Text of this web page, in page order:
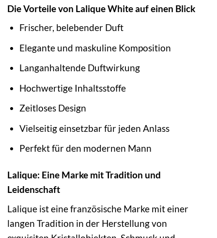
Die Vorteile von Lalique White auf einen Blick
Frischer, belebender Duft
Elegante und maskuline Komposition
Langanhaltende Duftwirkung
Hochwertige Inhaltsstoffe
Zeitloses Design
Vielseitig einsetzbar für jeden Anlass
Perfekt für den modernen Mann
Lalique: Eine Marke mit Tradition und
Leidenschaft
Lalique ist eine französische Marke mit einer
langen Tradition in der Herstellung von